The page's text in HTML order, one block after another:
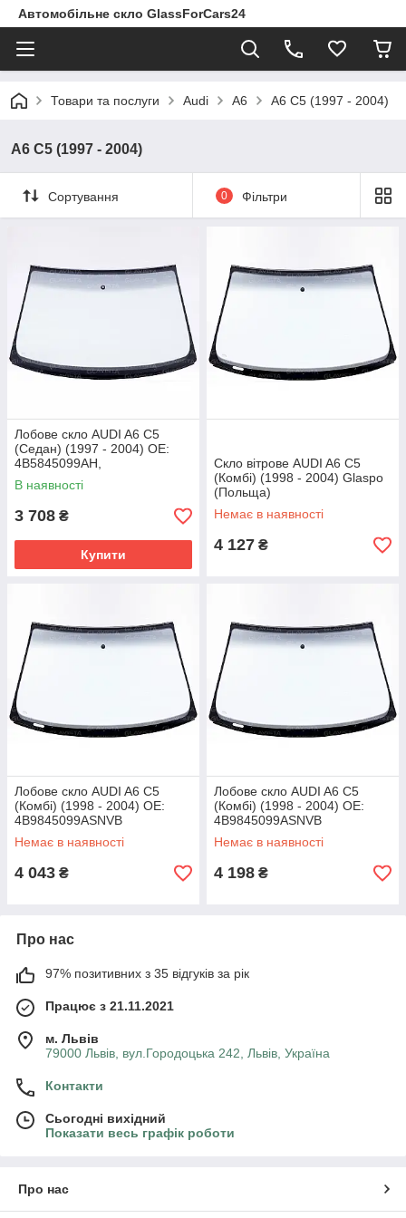
Автомобільне скло GlassForCars24
Товари та послуги Audi A6 A6 C5 (1997 - 2004)
A6 C5 (1997 - 2004)
Сортування 0 Фільтри
Лобове скло AUDI A6 C5
(Седан) (1997 - 2004) OE:
4B5845099AH,
4B5845099AHNVB,
4B5845099AL,
4B5845099H
В наявності
3 708 ₴
Купити
Скло вітрове AUDI A6 C5
(Комбі) (1998 - 2004) Glaspo
(Польща)
Немає в наявності
4 127 ₴
Лобове скло AUDI A6 C5
(Комбі) (1998 - 2004) OE:
4B9845099ASNVB
Немає в наявності
4 043 ₴
Лобове скло AUDI A6 C5
(Комбі) (1998 - 2004) OE:
4B9845099ASNVB
Немає в наявності
4 198 ₴
Про нас
97% позитивних з 35 відгуків за рік
Працює з 21.11.2021
м. Львів
79000 Львів, вул.Городоцька 242, Львів, Україна
Контакти
Сьогодні вихідний
Показати весь графік роботи
Про нас